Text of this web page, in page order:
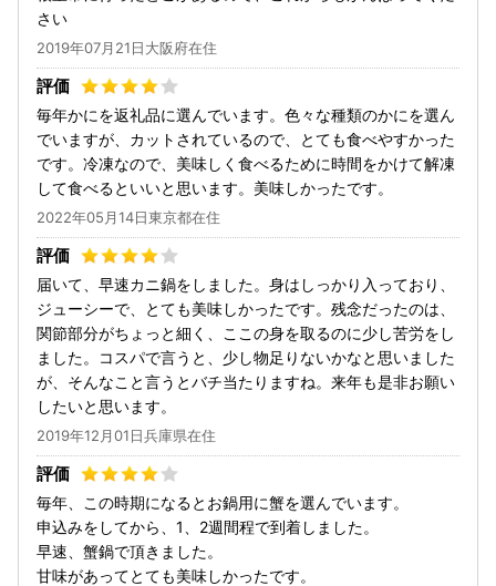
さい
2019年07月21日大阪府在住
毎年かにを返礼品に選んでいます。色々な種類のかにを選ん
でいますが、カットされているので、とても食べやすかった
です。冷凍なので、美味しく食べるために時間をかけて解凍
して食べるといいと思います。美味しかったです。
2022年05月14日東京都在住
届いて、早速カニ鍋をしました。身はしっかり入っており、
ジューシーで、とても美味しかったです。残念だったのは、
関節部分がちょっと細く、ここの身を取るのに少し苦労をし
ました。コスパで言うと、少し物足りないかなと思いました
が、そんなこと言うとバチ当たりますね。来年も是非お願い
したいと思います。
2019年12月01日兵庫県在住
毎年、この時期になるとお鍋用に蟹を選んでいます。
申込みをしてから、1、2週間程で到着しました。
早速、蟹鍋で頂きました。
甘味があってとても美味しかったです。